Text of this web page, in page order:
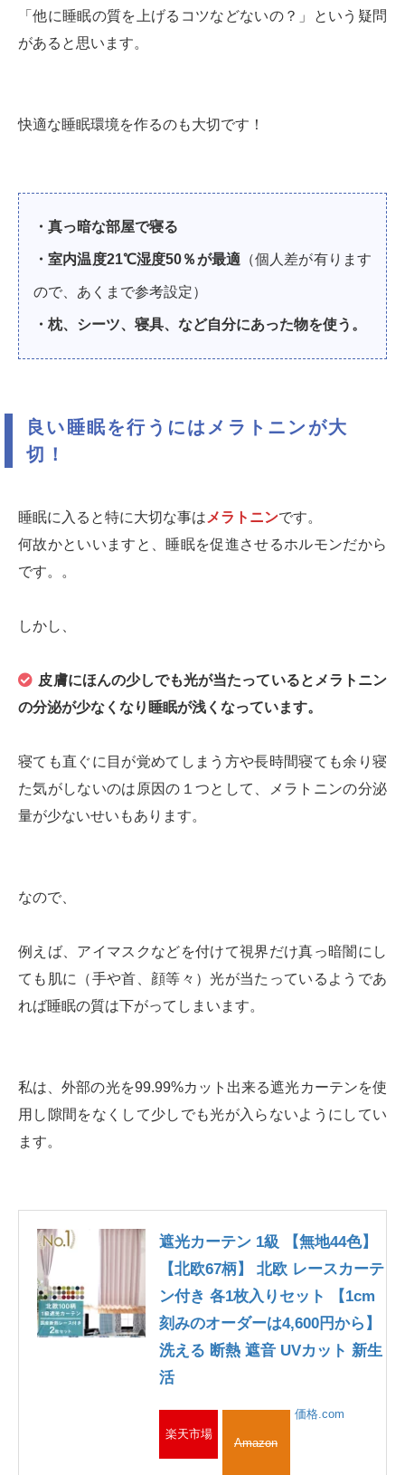
「他に睡眠の質を上げるコツなどないの？」という疑問
があると思います。
快適な睡眠環境を作るのも大切です！
・真っ暗な部屋で寝る
・室内温度21℃湿度50％が最適 （個人差が有ります
ので、あくまで参考設定）
・枕、シーツ、寝具、など自分にあった物を使う。
良い睡眠を行うにはメラトニンが大
切！
睡眠に入ると特に大切な事は メラトニンです。
何故かといいますと、睡眠を促進させるホルモンだから
です。。
しかし、
皮膚にほんの少しでも光が当たっているとメラトニン
の分泌が少なくなり睡眠が浅くなっています。
寝ても直ぐに目が覚めてしまう方や長時間寝ても余り寝
た気がしないのは原因の１つとして、メラトニンの分泌
量が少ないせいもあります。
なので、
例えば、アイマスクなどを付けて視界だけ真っ暗闇にし
ても肌に（手や首、顔等々）光が当たっているようであ
れば睡眠の質は下がってしまいます。
私は、外部の光を99.99%カット出来る遮光カーテンを使
用し隙間をなくして少しでも光が入らないようにしてい
ます。
遮光カーテン 1級 【無地44色】
【北欧67柄】 北欧 レースカーテ
ン付き 各1枚入りセット 【1cm
刻みのオーダーは4,600円から】
洗える 断熱 遮音 UVカット 新生
活
楽天市場
Amazon
価格.com